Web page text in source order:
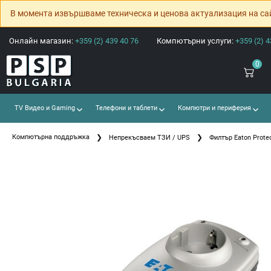
В момента извършваме техническа и ценова актуализация на
Онлайн магазин: +359 (2) 439 40 76 Компютърни услуги: +359 (2)
0
TV Видео и Gaming Телефони и таблети Компютри и периферия
Компютърна поддръжка Непрекъсваем ТЗИ / UPS Филтър Eaton